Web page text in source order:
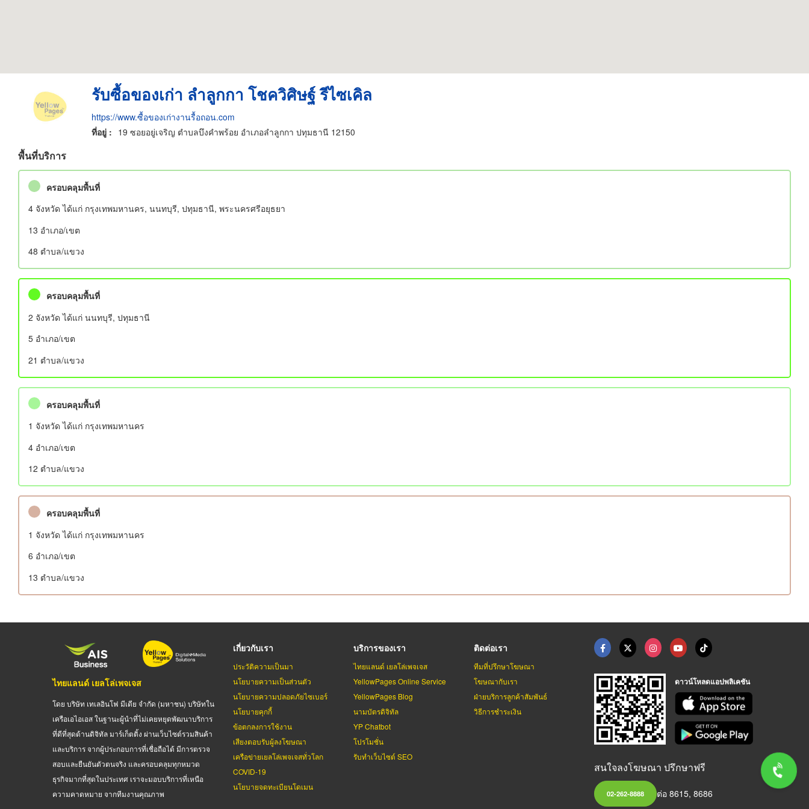
รับซื้อของเก่า ลำลูกกา โชควิศิษฐ์ รีไซเคิล
https://www.ซื้อของเก่างานรื้อถอน.com
ที่อยู่ : 19 ซอยอยู่เจริญ ตำบลบึงคำพร้อย อำเภอลำลูกกา ปทุมธานี 12150
พื้นที่บริการ
ครอบคลุมพื้นที่
4 จังหวัด ได้แก่ กรุงเทพมหานคร, นนทบุรี, ปทุมธานี, พระนครศรีอยุธยา
13 อําเภอ/เขต
48 ตำบล/แขวง
ครอบคลุมพื้นที่
2 จังหวัด ได้แก่ นนทบุรี, ปทุมธานี
5 อําเภอ/เขต
21 ตำบล/แขวง
ครอบคลุมพื้นที่
1 จังหวัด ได้แก่ กรุงเทพมหานคร
4 อําเภอ/เขต
12 ตำบล/แขวง
ครอบคลุมพื้นที่
1 จังหวัด ได้แก่ กรุงเทพมหานคร
6 อําเภอ/เขต
13 ตำบล/แขวง
ไทยแลนด์ เยลโล่เพจเจส
โดย บริษัท เทเลอินโฟ มีเดีย จำกัด (มหาชน) บริษัทใน
เครือเอไอเอส ในฐานะผู้นำที่ไม่เคยหยุดพัฒนาบริการ
ที่ดีที่สุดด้านดิจิทัล มาร์เก็ตติ้ง ผ่านเว็บไซต์รวมสินค้า
และบริการ จากผู้ประกอบการที่เชื่อถือได้ มีการตรวจ
สอบและยืนยันตัวตนจริง และครอบคลุมทุกหมวด
ธุรกิจมากที่สุดในประเทศ เราจะมอบบริการที่เหนือ
ความคาดหมาย จากทีมงานคุณภาพ
เกี่ยวกับเรา
ประวัติความเป็นมา
นโยบายความเป็นส่วนตัว
นโยบายความปลอดภัยไซเบอร์
นโยบายคุกกี้
ข้อตกลงการใช้งาน
เสียงตอบรับผู้ลงโฆษณา
เครือข่ายเยลโล่เพจเจสทั่วโลก
COVID-19
นโยบายจดทะเบียนโดเมน
บริการของเรา
ไทยแลนด์ เยลโล่เพจเจส
YellowPages Online Service
YellowPages Blog
นามบัตรดิจิทัล
YP Chatbot
โปรโมชั่น
รับทำเว็บไซต์ SEO
ติดต่อเรา
ทีมที่ปรึกษาโฆษณา
โฆษณากับเรา
ฝ่ายบริการลูกค้าสัมพันธ์
วิธีการชำระเงิน
ดาวน์โหลดแอปพลิเคชัน
สนใจลงโฆษณา ปรึกษาฟรี
02-262-8888 ต่อ 8615, 8686